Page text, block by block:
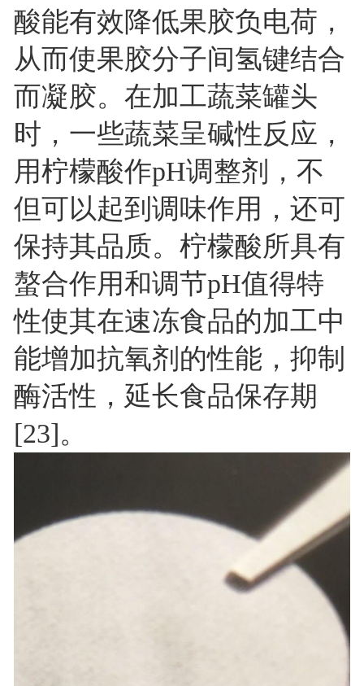
酸能有效降低果胶负电荷，
从而使果胶分子间氢键结合
而凝胶。在加工蔬菜罐头
时，一些蔬菜呈碱性反应，
用柠檬酸作pH调整剂，不
但可以起到调味作用，还可
保持其品质。柠檬酸所具有
螯合作用和调节pH值得特
性使其在速冻食品的加工中
能增加抗氧剂的性能，抑制
酶活性，延长食品保存期
[23]。